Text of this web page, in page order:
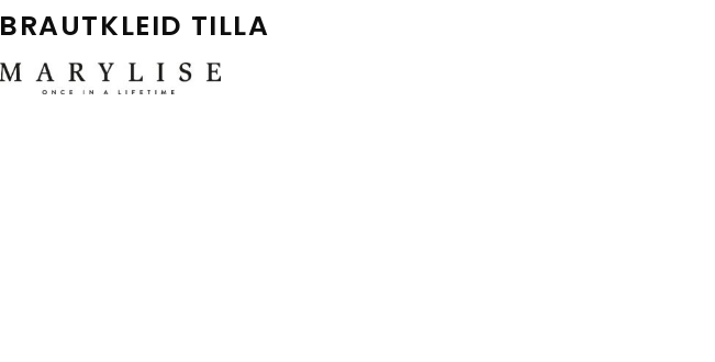
BRAUTKLEID TILLA